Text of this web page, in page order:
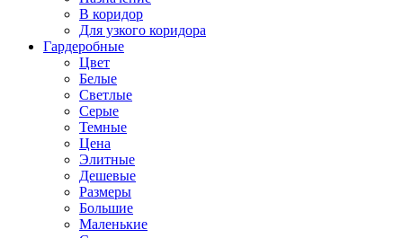
В коридор
Для узкого коридора
Гардеробные
Цвет
Белые
Светлые
Серые
Темные
Цена
Элитные
Дешевые
Размеры
Большие
Маленькие